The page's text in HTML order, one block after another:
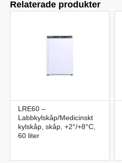
Relaterade produkter
LRE60 –
Labbkylskåp/Medicinskt
kylskåp, skåp, +2°/+8°C,
60 liter